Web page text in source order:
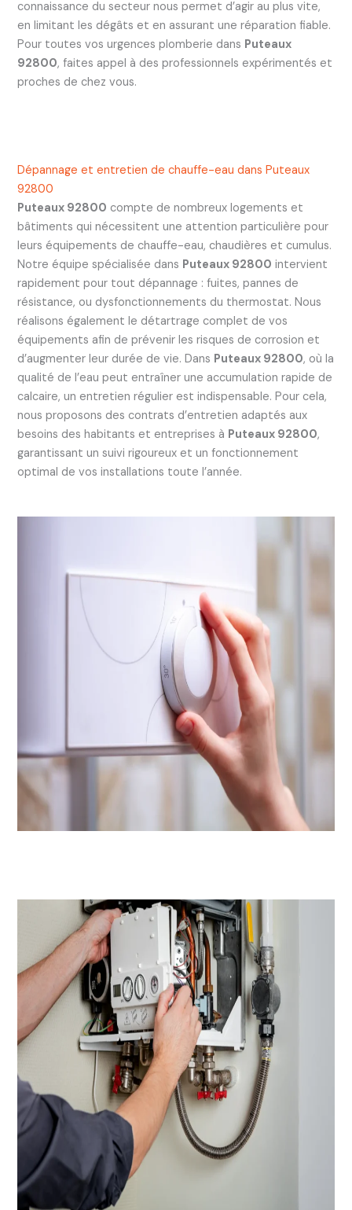
connaissance du secteur nous permet d’agir au plus vite,
en limitant les dégâts et en assurant une réparation fiable.
Pour toutes vos urgences plomberie dans Puteaux
92800, faites appel à des professionnels expérimentés et
proches de chez vous.
Dépannage et entretien de chauffe-eau dans Puteaux
92800
Puteaux 92800 compte de nombreux logements et
bâtiments qui nécessitent une attention particulière pour
leurs équipements de chauffe-eau, chaudières et cumulus.
Notre équipe spécialisée dans Puteaux 92800 intervient
rapidement pour tout dépannage : fuites, pannes de
résistance, ou dysfonctionnements du thermostat. Nous
réalisons également le détartrage complet de vos
équipements afin de prévenir les risques de corrosion et
d’augmenter leur durée de vie. Dans Puteaux 92800, où la
qualité de l’eau peut entraîner une accumulation rapide de
calcaire, un entretien régulier est indispensable. Pour cela,
nous proposons des contrats d’entretien adaptés aux
besoins des habitants et entreprises à Puteaux 92800,
garantissant un suivi rigoureux et un fonctionnement
optimal de vos installations toute l’année.